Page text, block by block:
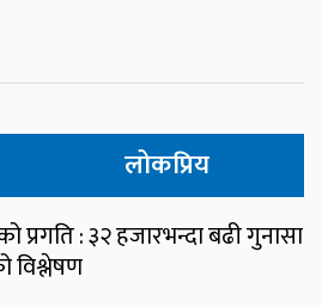
लोकप्रिय
प्रगति : ३२ हजारभन्दा बढी गुनासा
विश्लेषण